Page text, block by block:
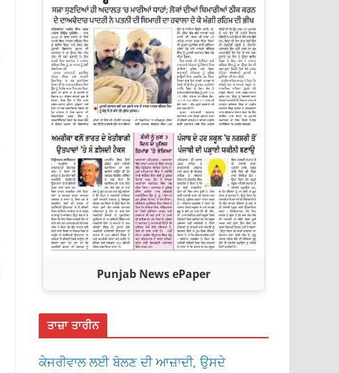
Punjab News ePaper
ਤਾਜ਼ਾ ਤਾਰੀਨ
ਕੇਜਰੀਵਾਲ ਲਈ ਬੋਲਣ ਦੀ ਆਜ਼ਾਦੀ, ਉਸਦੇ